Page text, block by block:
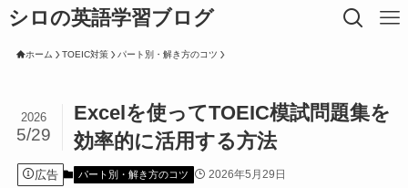
シロの英語学習ブログ
ホーム TOEIC対策 パート別・解き方のコツ
Excelを使ってTOEIC模試問題集を
効率的に活用する方法
2026
5/29
広告 パート別・解き方のコツ 2026年5月29日